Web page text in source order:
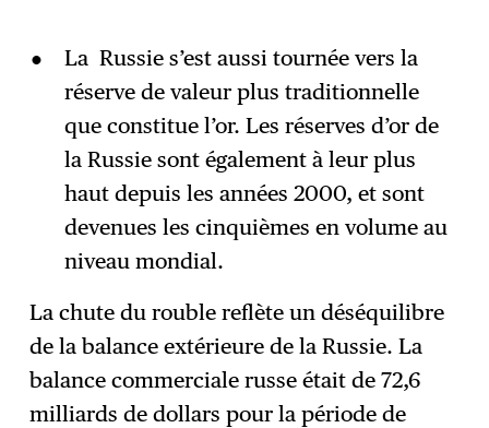
La Russie s’est aussi tournée vers la
réserve de valeur plus traditionnelle
que constitue l’or. Les réserves d’or de
la Russie sont également à leur plus
haut depuis les années 2000, et sont
devenues les cinquièmes en volume au
niveau mondial.
La chute du rouble reflète un déséquilibre
de la balance extérieure de la Russie. La
balance commerciale russe était de 72,6
milliards de dollars pour la période de